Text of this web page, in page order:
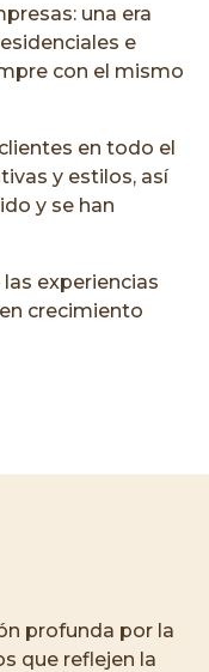
una era
e
con el mismo
en todo el
y estilos, así
y se han
experiencias
crecimiento
profunda por la
que reflejen la